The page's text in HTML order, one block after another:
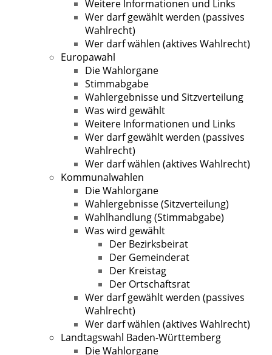
Weitere Informationen und Links
Wer darf gewählt werden (passives
Wahlrecht)
Wer darf wählen (aktives Wahlrecht)
Europawahl
Die Wahlorgane
Stimmabgabe
Wahlergebnisse und Sitzverteilung
Was wird gewählt
Weitere Informationen und Links
Wer darf gewählt werden (passives
Wahlrecht)
Wer darf wählen (aktives Wahlrecht)
Kommunalwahlen
Die Wahlorgane
Wahlergebnisse (Sitzverteilung)
Wahlhandlung (Stimmabgabe)
Was wird gewählt
Der Bezirksbeirat
Der Gemeinderat
Der Kreistag
Der Ortschaftsrat
Wer darf gewählt werden (passives
Wahlrecht)
Wer darf wählen (aktives Wahlrecht)
Landtagswahl Baden-Württemberg
Die Wahlorgane